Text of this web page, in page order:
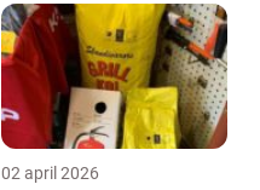
02 april 2026